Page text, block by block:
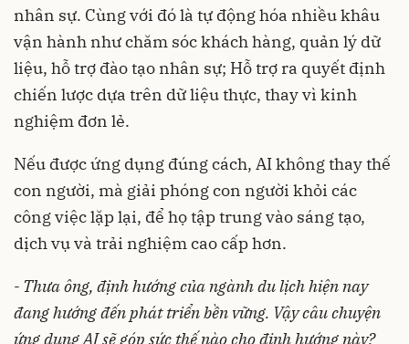
nhân sự. Cùng với đó là tự động hóa nhiều khâu
vận hành như chăm sóc khách hàng, quản lý dữ
liệu, hỗ trợ đào tạo nhân sự; Hỗ trợ ra quyết định
chiến lược dựa trên dữ liệu thực, thay vì kinh
nghiệm đơn lẻ.
Nếu được ứng dụng đúng cách, AI không thay thế
con người, mà giải phóng con người khỏi các
công việc lặp lại, để họ tập trung vào sáng tạo,
dịch vụ và trải nghiệm cao cấp hơn.
- Thưa ông, định hướng của ngành du lịch hiện nay
đang hướng đến phát triển bền vững. Vậy câu chuyện
ứng dụng AI sẽ góp sức thế nào cho định hướng này?